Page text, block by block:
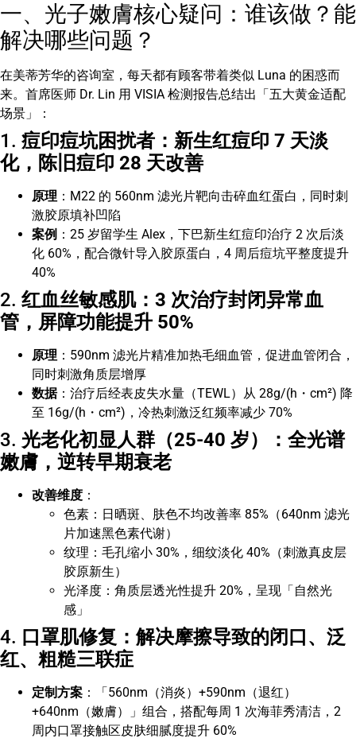
一、光子嫩膚核心疑问：谁该做？能
解决哪些问题？
在美蒂芳华的咨询室，每天都有顾客带着类似 Luna 的困惑而
来。首席医师 Dr. Lin 用 VISIA 检测报告总结出「五大黄金适配
场景」：
1. 痘印痘坑困扰者：新生红痘印 7 天淡
化，陈旧痘印 28 天改善
原理 ：M22 的 560nm 滤光片靶向击碎血红蛋白，同时刺
激胶原填补凹陷
案例 ：25 岁留学生 Alex，下巴新生红痘印治疗 2 次后淡
化 60%，配合微针导入胶原蛋白，4 周后痘坑平整度提升
40%
2. 红血丝敏感肌：3 次治疗封闭异常血
管，屏障功能提升 50%
原理 ：590nm 滤光片精准加热毛细血管，促进血管闭合，
同时刺激角质层增厚
数据：治疗后经表皮失水量（TEWL）从 28g/(h・cm²) 降
至 16g/(h・cm²)，冷热刺激泛红频率减少 70%
3. 光老化初显人群（25-40 岁）：全光谱
嫩膚，逆转早期衰老
改善维度 ：
色素：日晒斑、肤色不均改善率 85%（640nm 滤光
片加速黑色素代谢）
纹理：毛孔缩小 30%，细纹淡化 40%（刺激真皮层
胶原新生）
光泽度：角质层透光性提升 20%，呈现「自然光
感」
4. 口罩肌修复：解决摩擦导致的闭口、泛
红、粗糙三联症
定制方案 ：「560nm（消炎）+590nm（退红）
+640nm（嫩膚）」组合，搭配每周 1 次海菲秀清洁，2
周内口罩接触区皮肤细腻度提升 60%